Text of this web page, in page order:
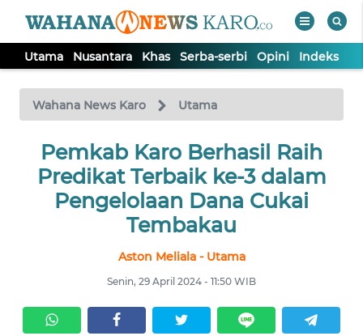
Utama Nusantara Khas Serba-serbi Opini Indeks
Wahana News Karo Utama
Pemkab Karo Berhasil Raih
Predikat Terbaik ke-3 dalam
Pengelolaan Dana Cukai
Tembakau
Aston Meliala - Utama
Senin, 29 April 2024 - 11:50 WIB
TV
Tutup
UTAMA
NUSANTARA
SERBI